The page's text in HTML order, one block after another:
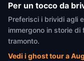
Per un tocco da
Preferisci i brividi agli
immergono in storie
tramonto.
Vedi i ghost tour a